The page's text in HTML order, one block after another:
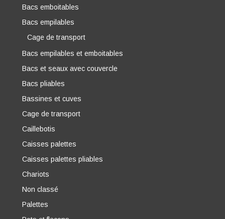
Bacs emboitables
Bacs empilables
Cage de transport
Bacs empilables et emboitables
Bacs et seaux avec couvercle
Bacs pliables
Bassines et cuves
Cage de transport
Caillebotis
Caisses palettes
Caisses palettes pliables
Chariots
Non classé
Palettes